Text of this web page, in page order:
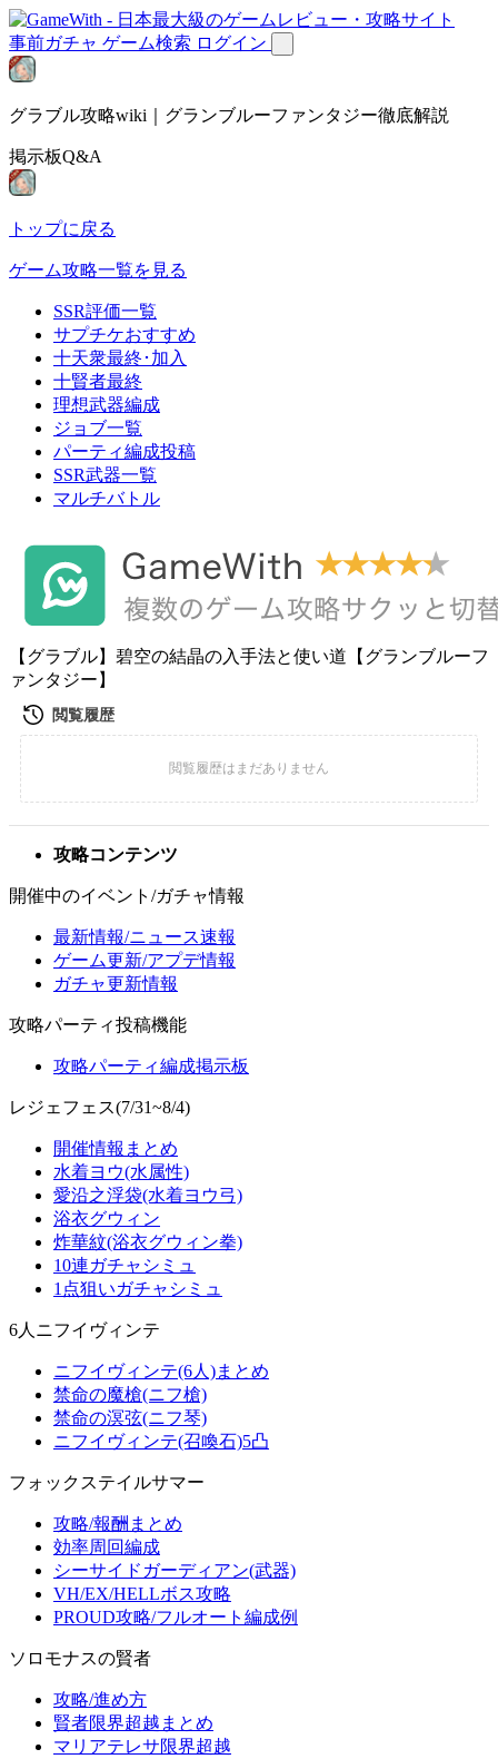
事前ガチャ ゲーム検索 ログイン
グラブル攻略wiki｜グランブルーファンタジー徹底解説
掲示板Q&A
トップに戻る
ゲーム攻略一覧を見る
SSR評価一覧
サプチケおすすめ
十天衆最終･加入
十賢者最終
理想武器編成
ジョブ一覧
パーティ編成投稿
SSR武器一覧
マルチバトル
【グラブル】碧空の結晶の入手法と使い道【グランブルーフ
ァンタジー】
攻略コンテンツ
開催中のイベント/ガチャ情報
最新情報/ニュース速報
ゲーム更新/アプデ情報
ガチャ更新情報
攻略パーティ投稿機能
攻略パーティ編成掲示板
レジェフェス(7/31~8/4)
開催情報まとめ
水着ヨウ(水属性)
愛沿之浮袋(水着ヨウ弓)
浴衣グウィン
炸華紋(浴衣グウィン拳)
10連ガチャシミュ
1点狙いガチャシミュ
6人ニフイヴィンテ
ニフイヴィンテ(6人)まとめ
禁命の魔槍(ニフ槍)
禁命の溟弦(ニフ琴)
ニフイヴィンテ(召喚石)5凸
フォックステイルサマー
攻略/報酬まとめ
効率周回編成
シーサイドガーディアン(武器)
VH/EX/HELLボス攻略
PROUD攻略/フルオート編成例
ソロモナスの賢者
攻略/進め方
賢者限界超越まとめ
マリアテレサ限界超越